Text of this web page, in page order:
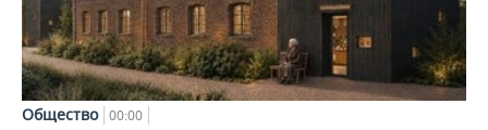
Общество 00:00